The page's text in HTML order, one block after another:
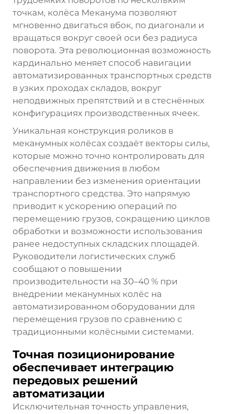
точкам, колёса Меканума позволяют
мгновенно двигаться вбок, по диагонали и
вращаться вокруг своей оси без радиуса
поворота. Эта революционная возможность
кардинально меняет способ навигации
автоматизированных транспортных средств
в узких проходах складов, вокруг
неподвижных препятствий и в стеснённых
конфигурациях производственных ячеек.
Уникальная конструкция роликов в
меканумных колёсах создаёт векторы силы,
которые можно точно контролировать для
обеспечения движения в любом
направлении без изменения ориентации
транспортного средства. Это напрямую
приводит к ускорению операций по
перемещению грузов, сокращению циклов
обработки и возможности использования
ранее недоступных складских площадей.
Руководители логистических служб
сообщают о повышении
производительности на 30–40 % при
внедрении меканумных колёс на
автоматизированном оборудовании для
перемещения грузов по сравнению с
традиционными колёсными системами.
Точная позиционирование
обеспечивает интеграцию
передовых решений
автоматизации
Исключительная точность управления,